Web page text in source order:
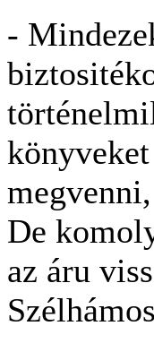
-
De
az áru